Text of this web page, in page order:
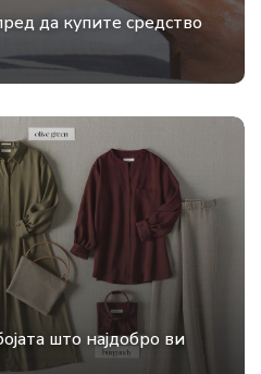
да купите средство
што најдобро ви